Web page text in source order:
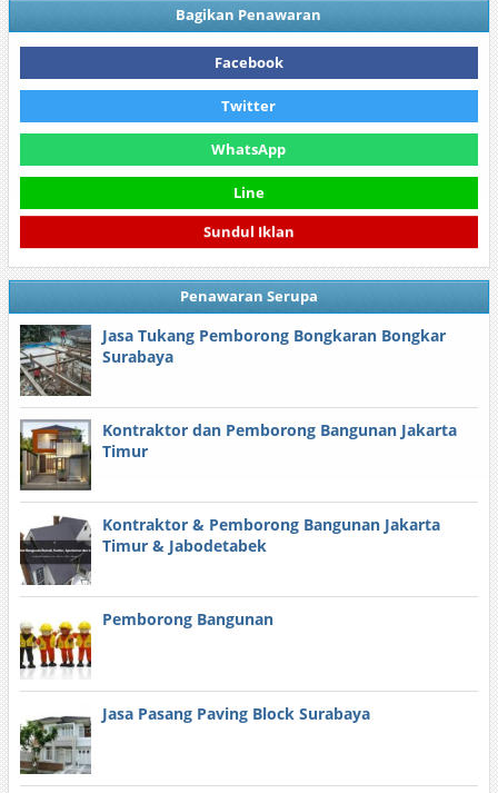
Bagikan Penawaran
Facebook
Twitter
WhatsApp
Line
Sundul Iklan
Penawaran Serupa
Jasa Tukang Pemborong Bongkaran Bongkar
Surabaya
Kontraktor dan Pemborong Bangunan Jakarta
Timur
Kontraktor & Pemborong Bangunan Jakarta
Timur & Jabodetabek
Pemborong Bangunan
Jasa Pasang Paving Block Surabaya